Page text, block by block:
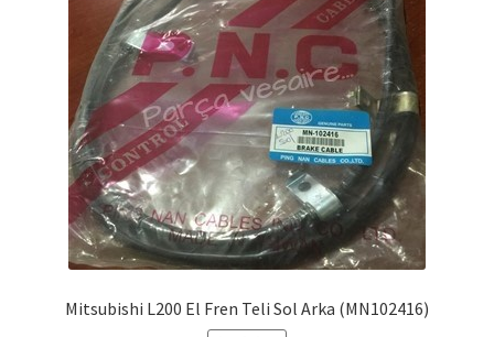
Mitsubishi L200 El Fren Teli Sol Arka (MN102416)